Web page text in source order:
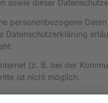
sowie dieser
personenbezogene
(z. B. bei der
ist nicht möglich.